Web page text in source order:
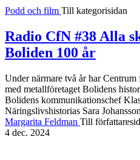
Podd och film Till kategorisidan
Radio CfN #38 Alla
Boliden 100 år
Under närmare två år har
med metallföretaget Bolidens
Bolidens kommunikationschef
Näringslivshistorias Sara
Margarita Feldman Till
4 dec. 2024